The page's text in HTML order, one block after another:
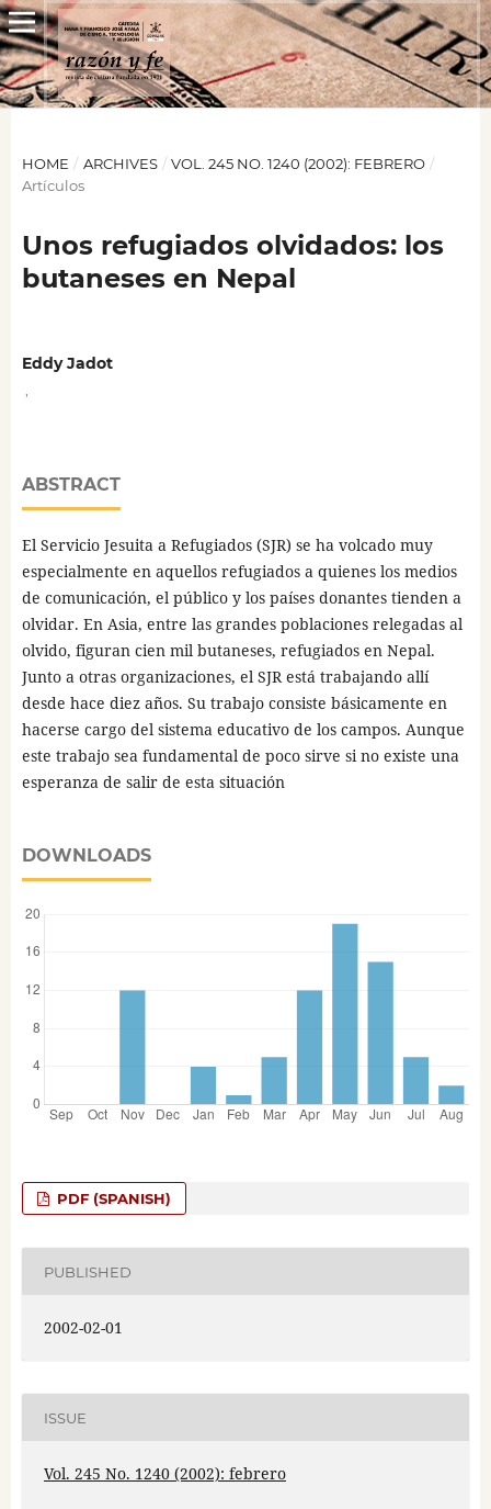
HOME / ARCHIVES / VOL. 245 NO. 1240 (2002): FEBRERO /
Artículos
Unos refugiados olvidados: los
butaneses en Nepal
Eddy Jadot
ABSTRACT
El Servicio Jesuita a Refugiados (SJR) se ha volcado muy
especialmente en aquellos refugiados a quienes los medios
de comunicación, el público y los países donantes tienden a
olvidar. En Asia, entre las grandes poblaciones relegadas al
olvido, figuran cien mil butaneses, refugiados en Nepal.
Junto a otras organizaciones, el SJR está trabajando allí
desde hace diez años. Su trabajo consiste básicamente en
hacerse cargo del sistema educativo de los campos. Aunque
este trabajo sea fundamental de poco sirve si no existe una
esperanza de salir de esta situación
DOWNLOADS
PDF (SPANISH)
PUBLISHED
2002-02-01
ISSUE
Vol. 245 No. 1240 (2002): febrero